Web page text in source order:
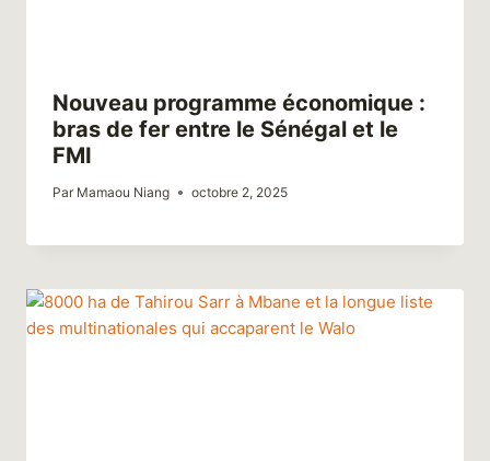
Nouveau programme économique :
bras de fer entre le Sénégal et le
FMI
Par Mamaou Niang octobre 2, 2025